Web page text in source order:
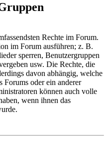
Rechte im Forum.
im Forum ausführen; z. B.
sperren, Benutzergruppen
usw. Die Rechte, die
davon abhängig, welche
Forums oder ein anderer
können auch volle
wenn ihnen das